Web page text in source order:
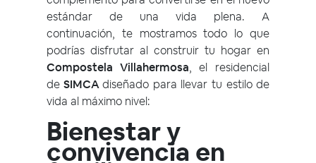
estándar de una vida plena. A
continuación, te mostramos todo lo que
podrías disfrutar al construir tu hogar en
Compostela Villahermosa, el residencial
deSIMCAdiseñado para llevar tu estilo de
vida al máximo nivel:
Bienestar y
convivencia en